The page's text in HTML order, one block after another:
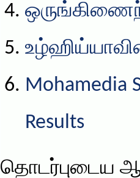
Mohamedia
Results
தொடர்புடைய